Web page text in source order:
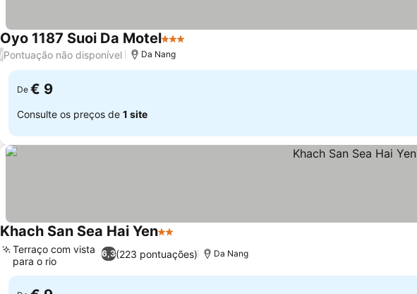
Oyo 1187 Suoi Da Motel3 Estrelas
/Pontuação não disponível Da Nang
De € 9
Consulte os preços de 1 site
Khach San Sea Hai Yen2 Estrelas
6,3(223 pontuações)
Terraço com vista
para o rio
Da Nang